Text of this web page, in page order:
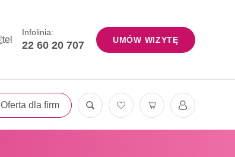
Infolinia:
22 60 20 707 UMÓW WIZYTĘ
Oferta dla firm